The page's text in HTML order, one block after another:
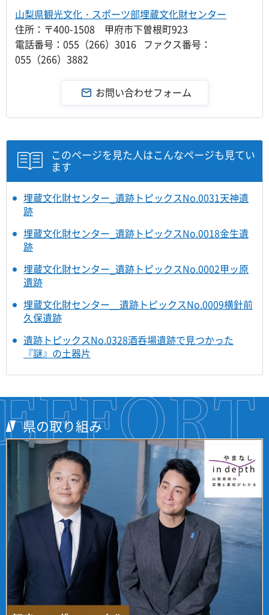
山梨県観光文化・スポーツ部埋蔵文化財センター
住所：〒400-1508 甲府市下曽根町923
電話番号：055（266）3016 ファクス番号：
055（266）3882
このページを見た人はこんなページも見てい
ます
埋蔵文化財センター_遺跡トピックスNo.0031天神遺
跡
埋蔵文化財センター_遺跡トピックスNo.0018金生遺
跡
埋蔵文化財センター_遺跡トピックスNo.0002甲ッ原
遺跡
埋蔵文化財センター＿遺跡トピックスNo.0009横針前
久保遺跡
遺跡トピックスNo.0328酒呑場遺跡で見つかった
『謎』の土器片
県の取り組み